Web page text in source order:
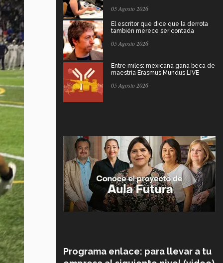
05 Agosto 2026
El escritor que dice que la derrota
también merece ser contada
05 Agosto 2026
Entre miles: mexicana gana beca de
maestría Erasmus Mundus LIVE
05 Agosto 2026
Programa enlace: para llevar a tu